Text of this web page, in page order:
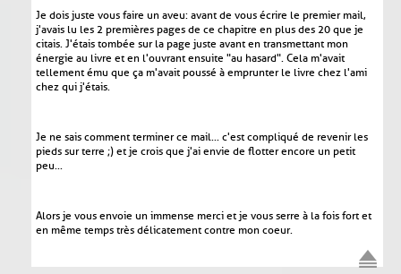
Je dois juste vous faire un aveu : avant de vous écrire le premier mail,
j'avais lu les 2 premières pages de ce chapitre en plus des 20 que je
citais. J'étais tombée sur la page juste avant en transmettant mon
énergie au livre et en l'ouvrant ensuite "au hasard". Cela m'avait
tellement ému que ça m'avait poussé à emprunter le livre chez l'ami
chez qui j'étais.
Je ne sais comment terminer ce mail... c'est compliqué de revenir les
pieds sur terre ;) et je crois que j'ai envie de flotter encore un petit
peu...
Alors je vous envoie un immense merci et je vous serre à la fois fort et
en même temps très délicatement contre mon coeur.